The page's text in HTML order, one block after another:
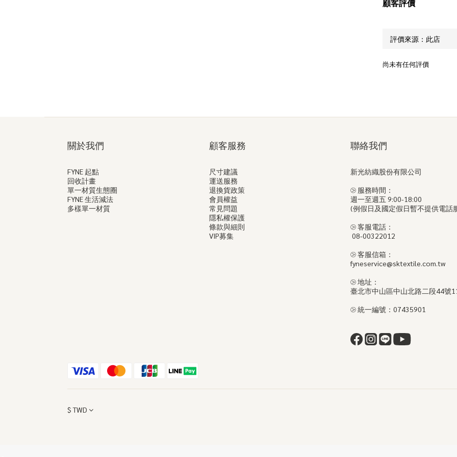
顧客評價
尚未有任何評價
關於我們
FYNE 起點
回收計畫
單一材質生態圈
FYNE 生活減法
多樣單一材質
顧客服務
尺寸建議
運送服務
退換貨政策
會員權益
常見問題
隱私權保護
條款與細則
VIP募集
聯絡我們
新光紡織股份有限公司
⧁ 服務時間：
週一至週五 9:00-18:00
(例假日及國定假日暫不提供電話
⧁ 客服電話：
08-00322012
⧁ 客服信箱：
fyneservice@sktextile.com.tw
⧁ 地址：
臺北市中山區中山北路二段44號
⧁ 統一編號：07435901
$ TWD